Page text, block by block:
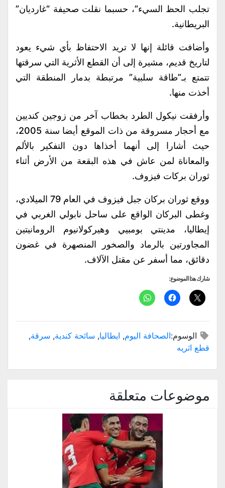
تجلب الحظ السيء”، حسبما نقلت صحيفة “غارديان”
البريطانية.
وأضافت قائلة إنها لا تريد الاحتفاظ بأي شيء يعود
لتاريخ قديم، مشيرة إلى أن القطع الأثرية التي سرقتها
تتمتع بـ”طاقة سلبية” مرتبطة بدمار المنطقة التي
أخذت منها.
وأرفقت نيكول الطرد بخطاب آخر من زوجين كنديين
مع أحجار مسروقة من ذات الموقع أيضا سنة 2005،
حيث أشارا إلى أنهما أخذاها دون التفكير بالألم
والمعاناة لمن عاش في هذه البقعة من الأرض أثناء
ثوران بركات فيزوف.
ووقع ثوران بركان جبل فيزوف في العام 79 الميلادي،
وغطى البركان الواقع على ساحل نابولي الغربي في
إيطاليا، مدينتي بومبيي وهيركولانيوم الرومانيتين
المجاورتين بالرماد والصخور المنصهرة في غضون
دقائق، مما أسفر عن مقتل الآلاف.
شارك هذا الموضوع:
الوسوم:الصحافة اليوم, ايطاليا, سائحة كندية, سرقة,
قطع اثريه
موضوعات متعلقة